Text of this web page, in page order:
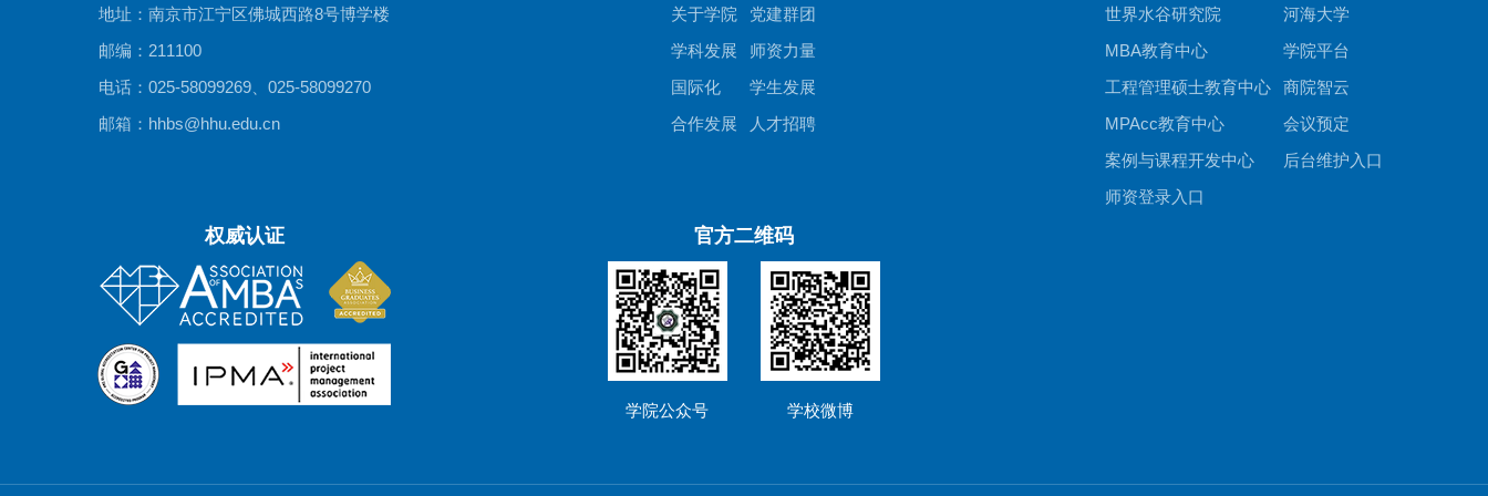
地址：南京市江宁区佛城西路8号博学楼
邮编：211100
电话：025-58099269、025-58099270
邮箱：hhbs@hhu.edu.cn
关于学院
党建群团
学科发展
师资力量
国际化
学生发展
合作发展
人才招聘
世界水谷研究院
河海大学
MBA教育中心
学院平台
工程管理硕士教育中心
商院智云
MPAcc教育中心
会议预定
案例与课程开发中心
后台维护入口
师资登录入口
权威认证 官方二维码
学院公众号 学校微博